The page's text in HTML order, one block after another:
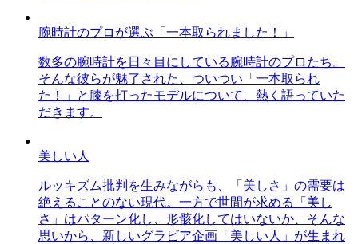
腕時計のプロが選ぶ「一本取られました！」
数多の腕時計を日々目にしている腕時計のプロたち。
そんな彼らが魅了された、ついつい「一本取られ
た！」と膝を打ったモデルについて、熱く語っていた
だきます。
美しい人
ルッキズム批判を生みながらも、「美しさ」の需要は
絶えることのない現代。一方で世間が求める「美し
さ」はパターン化し、形骸化してはいないか、そんな
思いから、新しいグラビア企画「美しい人」が生まれ